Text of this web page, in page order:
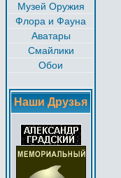
Музей Оружия
Флора и Фауна
Аватары
Смайлики
Обои
Наши Друзья